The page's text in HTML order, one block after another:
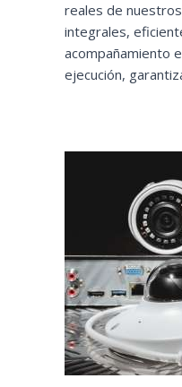
reales de
integrales,
acompañamiento
ejecución,